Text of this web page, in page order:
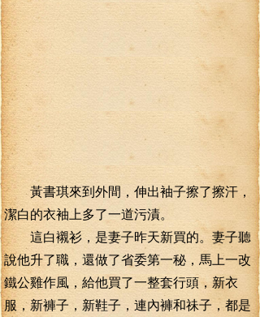
黃書琪來到外間，伸出袖子擦了擦汗，
潔白的衣袖上多了一道污漬。
這白襯衫，是妻子昨天新買的。妻子聽
說他升了職，還做了省委第一秘，馬上一改
鐵公雞作風，給他買了一整套行頭，新衣
服，新褲子，新鞋子，連內褲和祙子，都是